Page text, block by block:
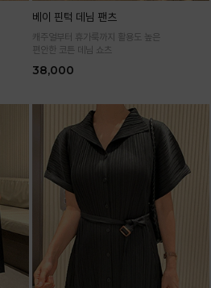
베이 핀턱 데님 팬츠
캐주얼부터 휴가룩까지 활용도 높은
편안한 코튼 데님 쇼츠
38,000